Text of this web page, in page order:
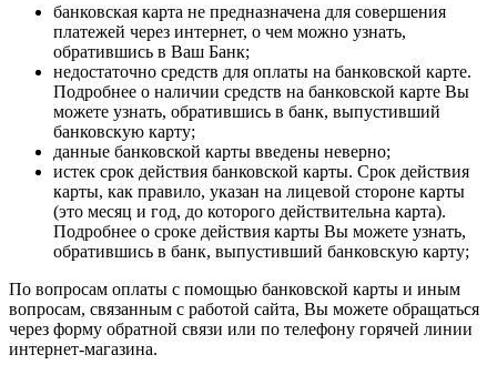
банковская карта не предназначена для совершения
платежей через интернет, о чем можно узнать,
обратившись в Ваш Банк;
недостаточно средств для оплаты на банковской карте.
Подробнее о наличии средств на банковской карте Вы
можете узнать, обратившись в банк, выпустивший
банковскую карту;
данные банковской карты введены неверно;
истек срок действия банковской карты. Срок действия
карты, как правило, указан на лицевой стороне карты
(это месяц и год, до которого действительна карта).
Подробнее о сроке действия карты Вы можете узнать,
обратившись в банк, выпустивший банковскую карту;
По вопросам оплаты с помощью банковской карты и иным
вопросам, связанным с работой сайта, Вы можете обращаться
через форму обратной связи или по телефону горячей линии
интернет-магазина.